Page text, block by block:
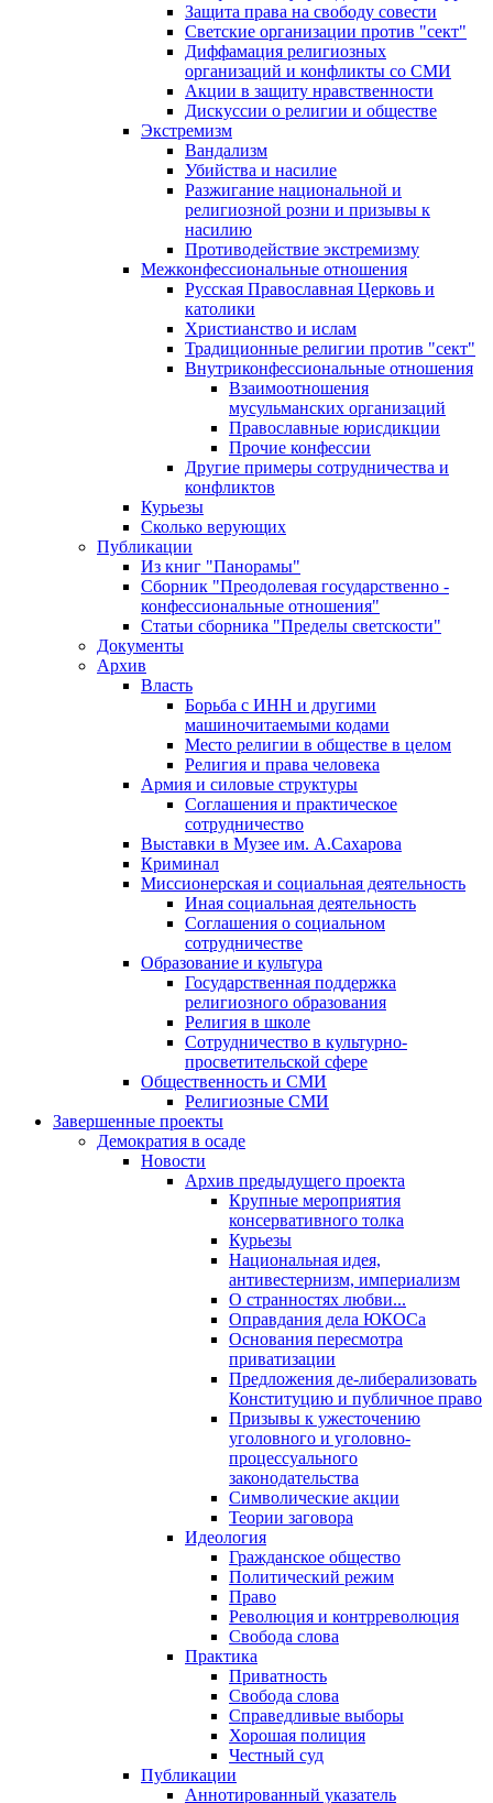
Защита права на свободу совести
Светские организации против "сект"
Диффамация религиозных
организаций и конфликты со СМИ
Акции в защиту нравственности
Дискуссии о религии и обществе
Экстремизм
Вандализм
Убийства и насилие
Разжигание национальной и
религиозной розни и призывы к
насилию
Противодействие экстремизму
Межконфессиональные отношения
Русская Православная Церковь и
католики
Христианство и ислам
Традиционные религии против "сект"
Внутриконфессиональные отношения
Взаимоотношения
мусульманских организаций
Православные юрисдикции
Прочие конфессии
Другие примеры сотрудничества и
конфликтов
Курьезы
Сколько верующих
Публикации
Из книг "Панорамы"
Сборник "Преодолевая государственно -
конфессиональные отношения"
Статьи сборника "Пределы светскости"
Документы
Архив
Власть
Борьба с ИНН и другими
машиночитаемыми кодами
Место религии в обществе в целом
Религия и права человека
Армия и силовые структуры
Соглашения и практическое
сотрудничество
Выставки в Музее им. А.Сахарова
Криминал
Миссионерская и социальная деятельность
Иная социальная деятельность
Соглашения о социальном
сотрудничестве
Образование и культура
Государственная поддержка
религиозного образования
Религия в школе
Сотрудничество в культурно-
просветительской сфере
Общественность и СМИ
Религиозные СМИ
Завершенные проекты
Демократия в осаде
Новости
Архив предыдущего проекта
Крупные мероприятия
консервативного толка
Курьезы
Национальная идея,
антивестернизм, империализм
О странностях любви...
Оправдания дела ЮКОСа
Основания пересмотра
приватизации
Предложения де-либерализовать
Конституцию и публичное право
Призывы к ужесточению
уголовного и уголовно-
процессуального
законодательства
Символические акции
Теории заговора
Идеология
Гражданское общество
Политический режим
Право
Революция и контрреволюция
Свобода слова
Практика
Приватность
Свобода слова
Справедливые выборы
Хорошая полиция
Честный суд
Публикации
Аннотированный указатель